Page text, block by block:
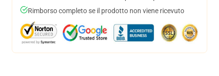
Rimborso completo se il prodotto non viene ricevuto